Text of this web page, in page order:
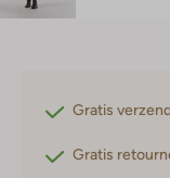
Gratis
Gratis